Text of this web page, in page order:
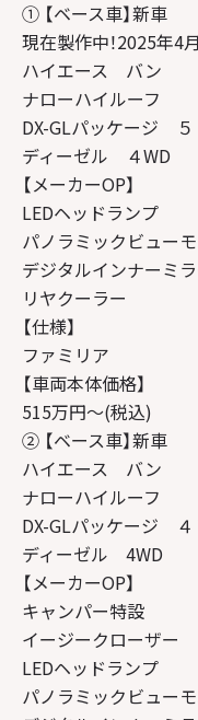
① 【ベース車】新車
現在製作中！2025年4
ハイエース バン
ナローハイルーフ
DX-GLパッケージ ５
ディーゼル ４WD
【メーカーOP】
LEDヘッドランプ
パノラミックビュー
デジタルインナーミ
リヤクーラー
【仕様】
ファミリア
【車両本体価格】
515万円～(税込)
② 【ベース車】新車
ハイエース バン
ナローハイルーフ
DX-GLパッケージ ４
ディーゼル 4WD
【メーカーOP】
キャンパー特設
イージークローザー
LEDヘッドランプ
パノラミックビュー